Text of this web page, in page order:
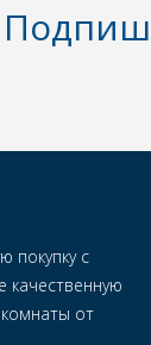
покупку с
качественную
от